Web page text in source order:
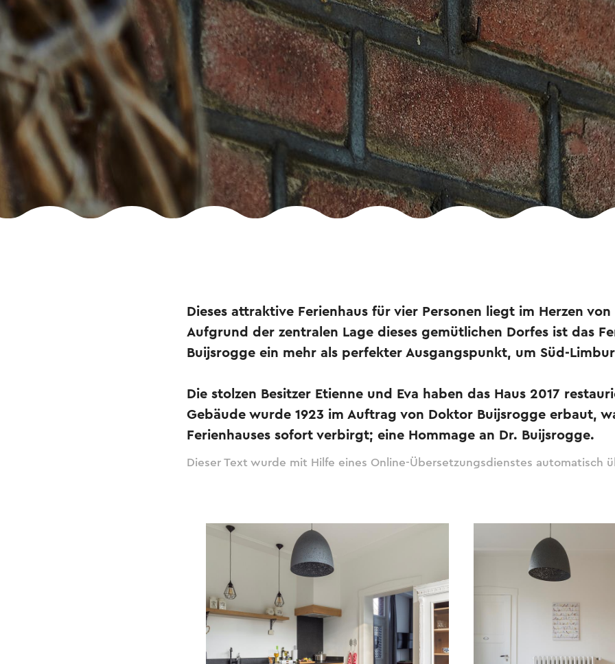
Dieses attraktive Ferienhaus für vier Personen liegt im Herzen
Aufgrund der zentralen Lage dieses gemütlichen Dorfes ist das
Buijsrogge ein mehr als perfekter Ausgangspunkt, um Süd-
Die stolzen Besitzer Etienne und Eva haben das Haus 2017
Gebäude wurde 1923 im Auftrag von Doktor Buijsrogge erbaut,
Ferienhauses sofort verbirgt; eine Hommage an Dr. Buijsrogge.
Dieser Text wurde mit Hilfe eines Online-Übersetzungsdienstes automatisch